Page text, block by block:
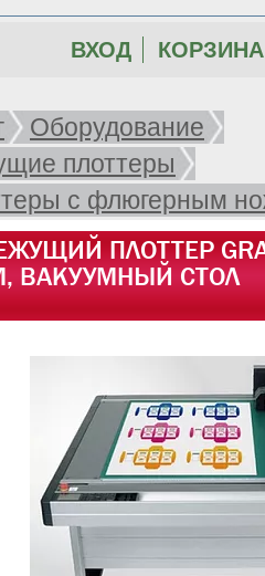
ВХОД КОРЗИНА
Оборудование
плоттеры
с флюгерным
ПЛОТТЕР
ВАКУУМНЫЙ СТОЛ